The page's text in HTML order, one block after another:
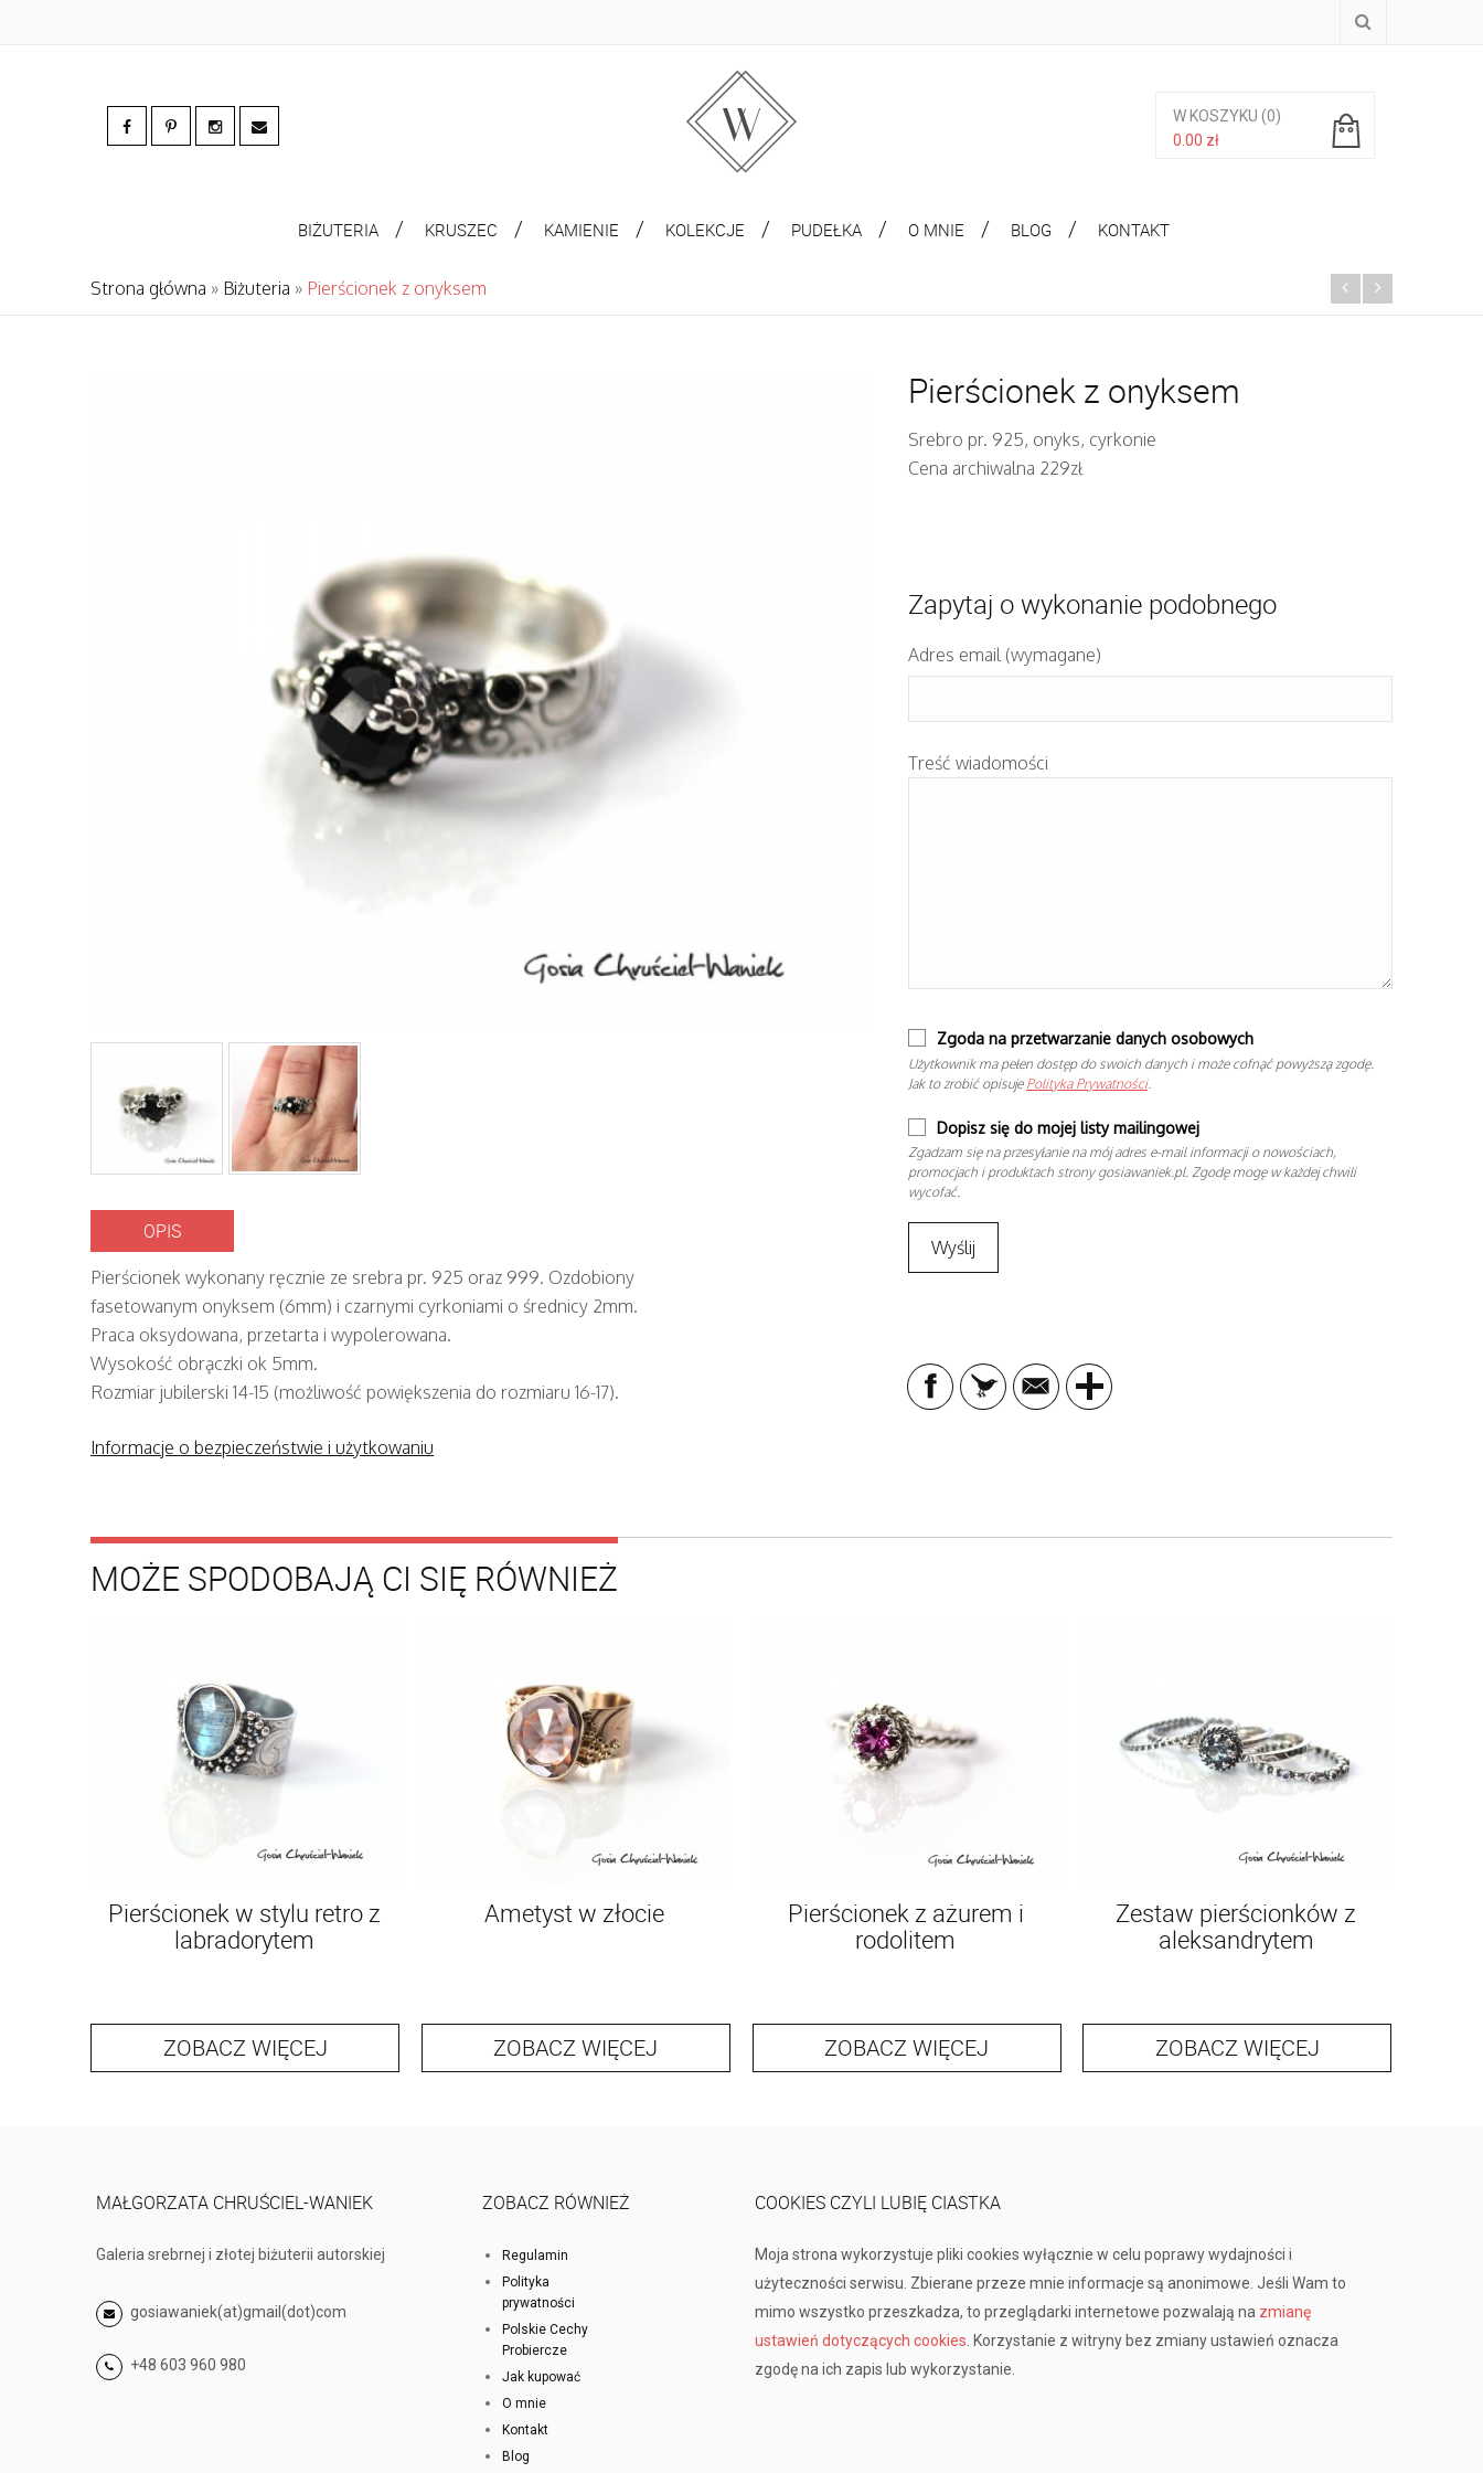
W KOSZYKU (0)
0.00 zł
BIŻUTERIA KRUSZEC KAMIENIE KOLEKCJE PUDEŁKA O MNIE BLOG KONTAKT
Strona główna » Biżuteria » Pierścionek z onyksem
OPIS
Pierścionek wykonany ręcznie ze srebra pr. 925 oraz 999. Ozdobiony
fasetowanym onyksem (6mm) i czarnymi cyrkoniami o średnicy 2mm.
Praca oksydowana, przetarta i wypolerowana.
Wysokość obrączki ok 5mm.
Rozmiar jubilerski 14-15 (możliwość powiększenia do rozmiaru 16-17).
Informacje o bezpieczeństwie i użytkowaniu
Pierścionek z onyksem
Srebro pr. 925, onyks, cyrkonie
Cena archiwalna 229zł
Zapytaj o wykonanie podobnego
Adres email (wymagane)
Treść wiadomości
Zgoda na przetwarzanie danych osobowych
Użytkownik ma pełen dostęp do swoich danych i może cofnąć powyższą zgodę.
Jak to zrobić opisuje Polityka Prywatności.
Dopisz się do mojej listy mailingowej
Zgadzam się na przesyłanie na mój adres e-mail informacji o nowościach,
promocjach i produktach strony gosiawaniek.pl. Zgodę mogę w każdej chwili
wycofać.
MOŻE SPODOBAJĄ CI SIĘ RÓWNIEŻ
Pierścionek w stylu retro z
labradorytem
ZOBACZ WIĘCEJ
Ametyst w złocie
ZOBACZ WIĘCEJ
Pierścionek z ażurem i
rodolitem
ZOBACZ WIĘCEJ
Zestaw pierścionków z
aleksandrytem
ZOBACZ WIĘCEJ
MAŁGORZATA CHRUŚCIEL-WANIEK
Galeria srebrnej i złotej biżuterii autorskiej
gosiawaniek(at)gmail(dot)com
+48 603 960 980
ZOBACZ RÓWNIEŻ
Regulamin
Polityka
prywatności
Polskie Cechy
Probiercze
Jak kupować
O mnie
Kontakt
Blog
COOKIES CZYLI LUBIĘ CIASTKA
Moja strona wykorzystuje pliki cookies wyłącznie w celu poprawy wydajności i
użyteczności serwisu. Zbierane przeze mnie informacje są anonimowe. Jeśli Wam to
mimo wszystko przeszkadza, to przeglądarki internetowe pozwalają na zmianę
ustawień dotyczących cookies . Korzystanie z witryny bez zmiany ustawień oznacza
zgodę na ich zapis lub wykorzystanie.